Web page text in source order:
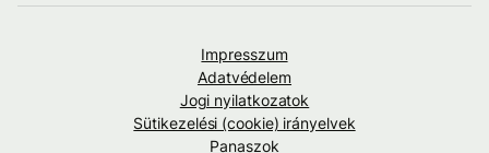
Impresszum
Adatvédelem
Jogi nyilatkozatok
Sütikezelési (cookie) irányelvek
Panaszok